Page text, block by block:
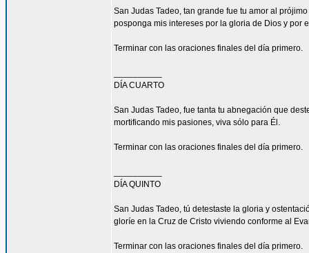
San Judas Tadeo, tan grande fue tu amor al
posponga mis intereses por la gloria de Dios y por
Terminar con las oraciones finales del día primero.
DÍA CUARTO
San Judas Tadeo, fue tanta tu abnegación que
mortificando mis pasiones, viva sólo para Él.
Terminar con las oraciones finales del día primero.
DÍA QUINTO
San Judas Tadeo, tú detestaste la gloria y
gloríe en la Cruz de Cristo viviendo conforme al
Terminar con las oraciones finales del día primero.